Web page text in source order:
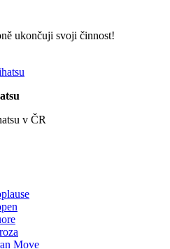
ukončuji svoji činnost!
v ČR
Move